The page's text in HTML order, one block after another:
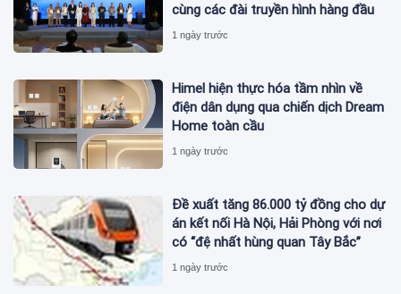
cùng các đài truyền hình hàng đầu
1 ngày trước
Himel hiện thực hóa tầm nhìn về
điện dân dụng qua chiến dịch Dream
Home toàn cầu
1 ngày trước
Đề xuất tăng 86.000 tỷ đồng cho dự
án kết nối Hà Nội, Hải Phòng với nơi
có “đệ nhất hùng quan Tây Bắc”
1 ngày trước